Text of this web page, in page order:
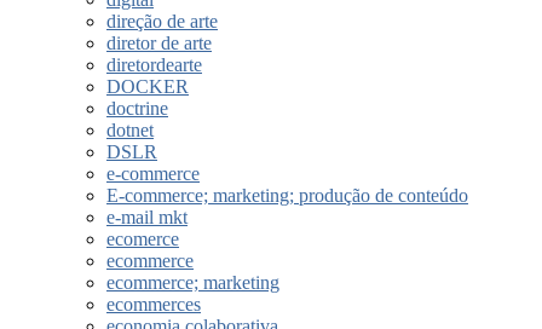
direção de arte
diretor de arte
diretordearte
DOCKER
doctrine
dotnet
DSLR
e-commerce
E-commerce; marketing; produção de conteúdo
e-mail mkt
ecomerce
ecommerce
ecommerce; marketing
ecommerces